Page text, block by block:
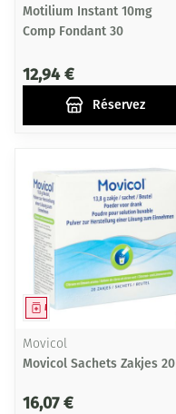
Motilium Instant 10mg
Comp Fondant 30
12,94 €
Réservez
Médicament
Movicol
Movicol Sachets Zakjes 20
16,07 €